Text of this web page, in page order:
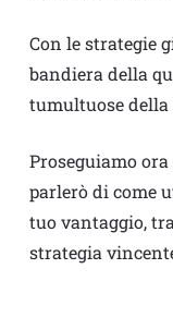
Con le strategie
bandiera della
tumultuose della
Proseguiamo
parlerò di come
tuo vantaggio,
strategia